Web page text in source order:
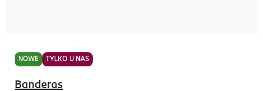
NOWE TYLKO U NAS
Banderas